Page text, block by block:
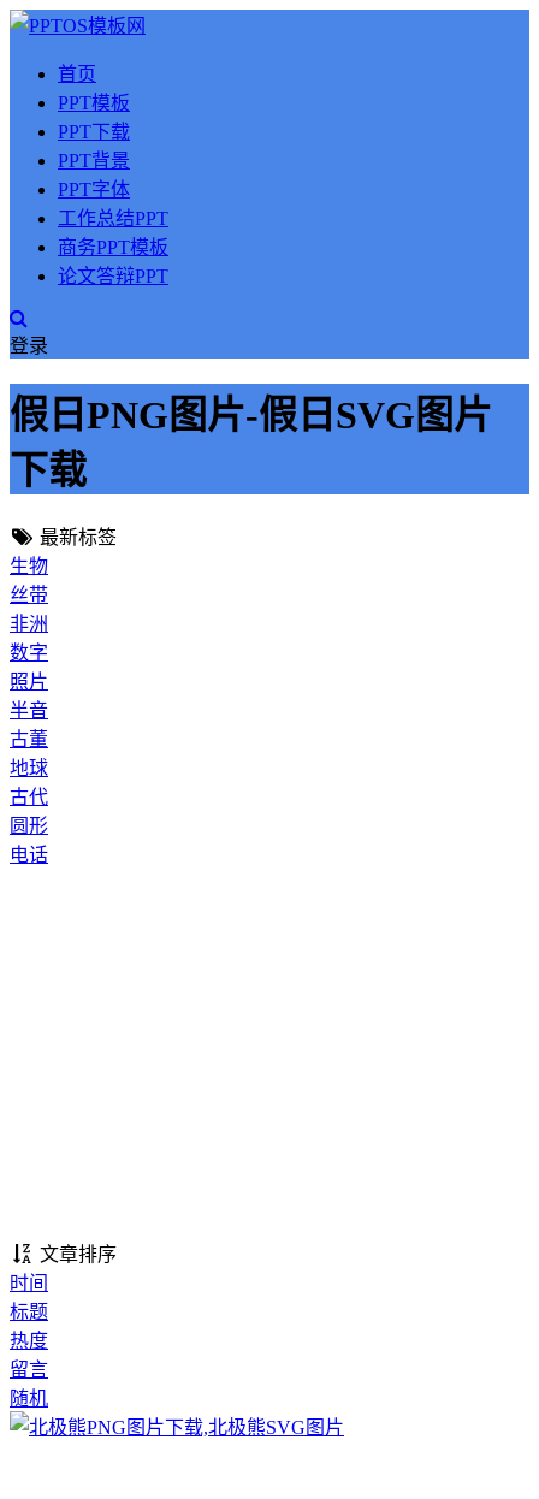
首页
PPT模板
PPT下载
PPT背景
PPT字体
工作总结PPT
商务PPT模板
论文答辩PPT
登录
假日PNG图片-假日SVG图片
下载
最新标签
生物
丝带
非洲
数字
照片
半音
古董
地球
古代
圆形
电话
文章排序
时间
标题
热度
留言
随机